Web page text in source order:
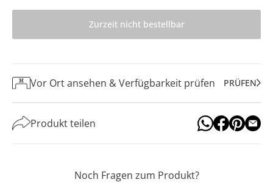
Zurzeit nicht bestellbar
Vor Ort ansehen & Verfügbarkeit prüfen PRÜFEN
Produkt teilen
Noch Fragen zum Produkt?